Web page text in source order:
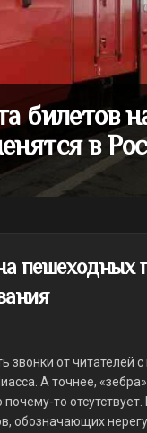
билетов
в
пешеходных
звонки от читателей
А точнее,
то
обозначающих